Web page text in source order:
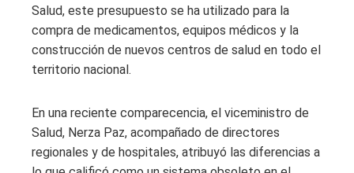
Salud, este presupuesto se ha utilizado para la
compra de medicamentos, equipos médicos y la
construcción de nuevos centros de salud en todo el
territorio nacional.
En una reciente comparecencia, el viceministro de
Salud, Nerza Paz, acompañado de directores
regionales y de hospitales, atribuyó las diferencias a